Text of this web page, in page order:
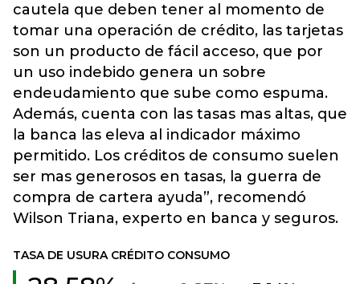
cautela que deben tener al momento de
tomar una operación de crédito, las tarjetas
son un producto de fácil acceso, que por
un uso indebido genera un sobre
endeudamiento que sube como espuma.
Además, cuenta con las tasas mas altas, que
la banca las eleva al indicador máximo
permitido. Los créditos de consumo suelen
ser mas generosos en tasas, la guerra de
compra de cartera ayuda”, recomendó
Wilson Triana, experto en banca y seguros.